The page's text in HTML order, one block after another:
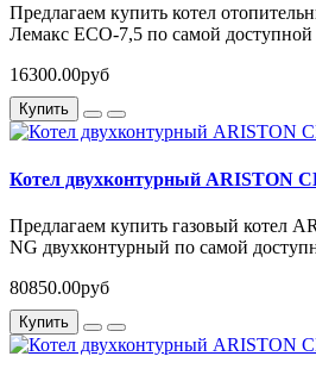
Предлагаем купить котел
Лемакс ECO-7,5 по самой доступной
16300.00руб
Купить
Котел двухконтурный ARISTON
Предлагаем купить газовый котел
NG двухконтурный по самой
80850.00руб
Купить